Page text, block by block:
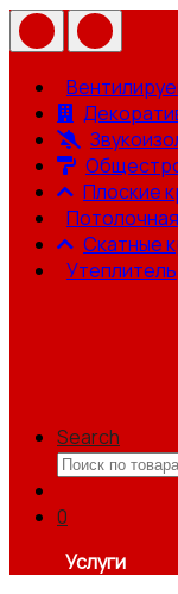
Плоские
Скатные
Утеплитель
Search
Искать:
0
Услуги